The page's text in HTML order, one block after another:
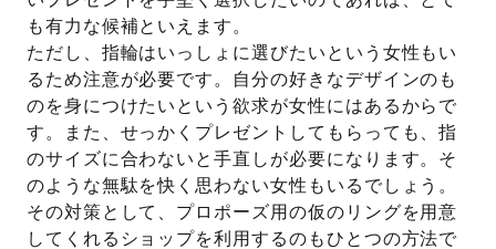
も有力な候補といえます。
ただし、指輪はいっしょに選びたいという女性もい
るため注意が必要です。自分の好きなデザインのも
のを身につけたいという欲求が女性にはあるからで
す。また、せっかくプレゼントしてもらっても、指
のサイズに合わないと手直しが必要になります。そ
のような無駄を快く思わない女性もいるでしょう。
その対策として、プロポーズ用の仮のリングを用意
してくれるショップを利用するのもひとつの方法で